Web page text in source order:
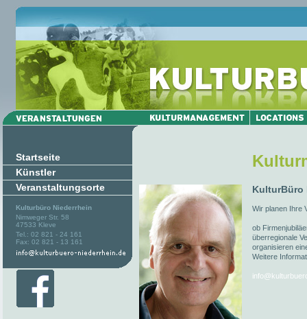
Startseite
Künstler
Veranstaltungsorte
Kulturbüro Niederrhein
Nimweger Str. 58
47533 Kleve
Tel.: 02 821 - 24 161
Fax: 02 821 - 13 161
KulturBüro
Wir planen Ihre
ob
überregionale
organisieren
Weitere